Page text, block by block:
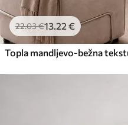
22.03€13 .22 €